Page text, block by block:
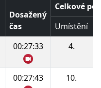
Dosažený
čas
Celkové
Umístění
00:27:33 4.
00:27:43 10.